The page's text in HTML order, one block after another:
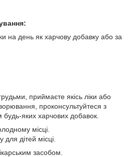
на день як харчову добавку або за
приймаєте якісь ліки або
проконсультуйтеся з
яких харчових добавок.
місці.
дітей місці.
засобом.